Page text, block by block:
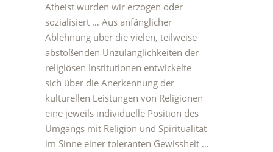
Atheist wurden wir erzogen oder
sozialisiert … Aus anfänglicher
Ablehnung über die vielen, teilweise
abstoßenden Unzulänglichkeiten der
religiösen Institutionen entwickelte
sich über die Anerkennung der
kulturellen Leistungen von Religionen
eine jeweils individuelle Position des
Umgangs mit Religion und Spiritualität
im Sinne einer toleranten Gewissheit …